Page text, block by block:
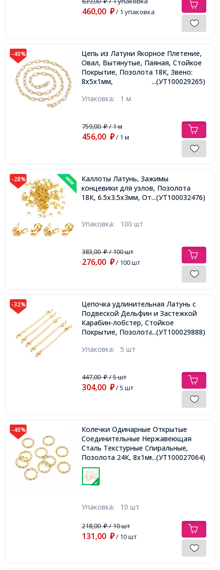
460,00 ₽/ 1 упаковка
-40%
Цепь из Латуни Якорное Плетение,
Овал, Вытянутые, Паяная, Стойкое
Покрытие, Позолота 18К, Звено:
8х5х1мм,
...(УТ100029265)
Упаковка: 1 м
759,00₽/ 1 м
456,00 ₽/ 1 м
-28%
Каллоты Латунь, Зажимы
концевики для узлов, Позолота
18К, 6.5х3.5х3мм, Отв. 1.6мм,
...(УТ100032476)
Упаковка: 100 шт
383,00₽/ 100 шт
276,00 ₽/ 100 шт
-32%
Цепочка удлинительная Латунь с
Подвеской Дельфин и Застежкой
Карабин-лобстер, Стойкое
Покрытие, Позолота 14К, 73х3мм,
...(УТ100029888)
Упаковка: 5 шт
447,00₽/ 5 шт
304,00 ₽/ 5 шт
-40%
Колечки Одинарные Открытые
Соединительные Нержавеющая
Сталь Текстурные Спиральные,
Позолота 24К, 8x1мм,...(УТ100027064)
Упаковка: 10 шт
218,00₽/ 10 шт
131,00 ₽/ 10 шт